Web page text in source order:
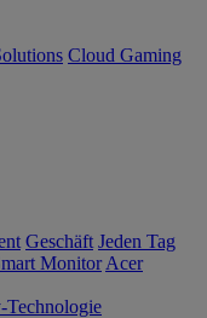
Cloud Gaming
Geschäft Jeden Tag
Monitor Acer
Technologie